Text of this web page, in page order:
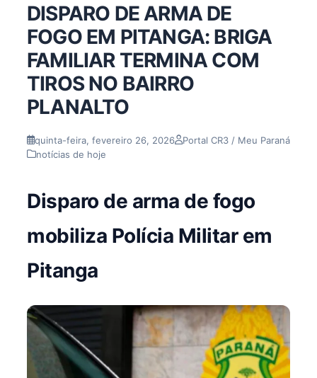
DISPARO DE ARMA DE
FOGO EM PITANGA: BRIGA
FAMILIAR TERMINA COM
TIROS NO BAIRRO
PLANALTO
quinta-feira, fevereiro 26, 2026
Portal CR3 / Meu Paraná
notícias de hoje
Disparo de arma de fogo
mobiliza Polícia Militar em
Pitanga